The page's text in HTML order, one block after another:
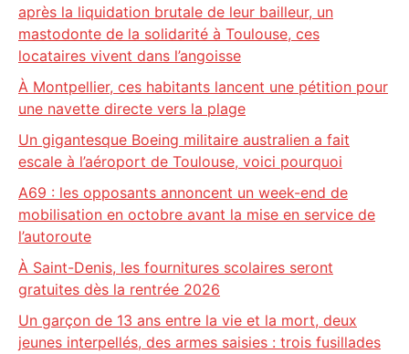
après la liquidation brutale de leur bailleur, un
mastodonte de la solidarité à Toulouse, ces
locataires vivent dans l’angoisse
À Montpellier, ces habitants lancent une pétition pour
une navette directe vers la plage
Un gigantesque Boeing militaire australien a fait
escale à l’aéroport de Toulouse, voici pourquoi
A69 : les opposants annoncent un week-end de
mobilisation en octobre avant la mise en service de
l’autoroute
À Saint-Denis, les fournitures scolaires seront
gratuites dès la rentrée 2026
Un garçon de 13 ans entre la vie et la mort, deux
jeunes interpellés, des armes saisies : trois fusillades